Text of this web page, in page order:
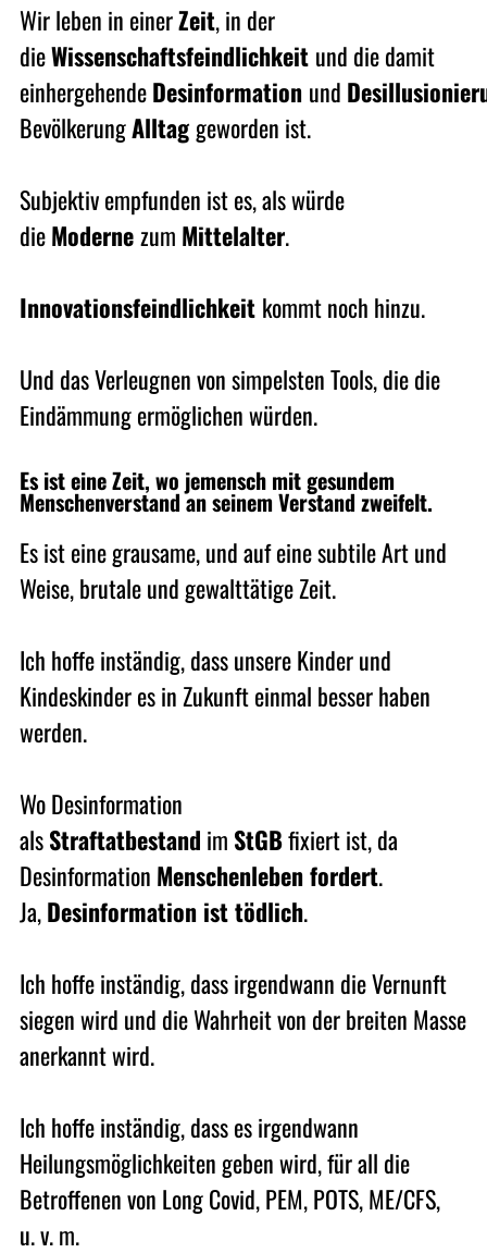
Wir leben in einerZeit, in der
dieWissenschaftsfeindlichkeit und die damit
einhergehendeDesinformation und
BevölkerungAlltaggeworden ist.
Subjektiv empfunden ist es, als würde
dieModernezum Mittelalter.
Innovationsfeindlichkeit kommt noch hinzu.
Und das Verleugnen von simpelsten Tools, die die
Eindämmung ermöglichen würden.
Es ist eine Zeit, wo jemensch mit gesundem
Menschenverstand an seinem Verstand zweifelt.
Es ist eine grausame, und auf eine subtile Art und
Weise, brutale und gewalttätige Zeit.
Ich hoffe inständig, dass unsere Kinder und
Kindeskinder es in Zukunft einmal besser haben
werden.
Wo Desinformation
alsStraftatbestand im StGBfixiert ist, da
Desinformation Menschenleben fordert.
Ja,Desinformation ist tödlich.
Ich hoffe inständig, dass irgendwann die Vernunft
siegen wird und die Wahrheit von der breiten Masse
anerkannt wird.
Ich hoffe inständig, dass es irgendwann
Heilungsmöglichkeiten geben wird, für all die
Betroffenen von Long Covid, PEM, POTS, ME/CFS,
u. v. m.